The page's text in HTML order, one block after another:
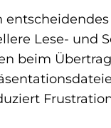
Lese- und
beim